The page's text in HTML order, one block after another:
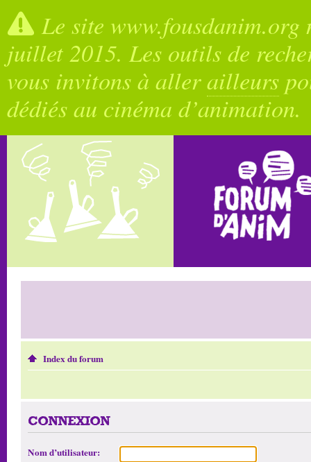
Le site
juillet 2015. Les outils de
vous invitons à allerailleurs
dédiés au cinéma d’animation.
Index du forum
CONNEXION
Nom d’utilisateur: